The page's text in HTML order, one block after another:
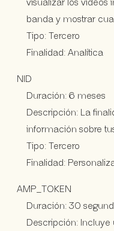
visualizar los vídeos
banda y mostrar
Tipo: Tercero
Finalidad: Analítica
NID
Duración: 6 meses
Descripción: La
información sobre
Tipo: Tercero
Finalidad:
AMP_TOKEN
Duración: 30
Descripción: